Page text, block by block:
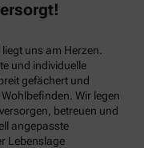
uns am Herzen.
und individuelle
gefächert und
Wir legen
betreuen und
angepasste
Lebenslage